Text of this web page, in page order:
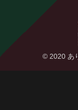
© 2020 あ